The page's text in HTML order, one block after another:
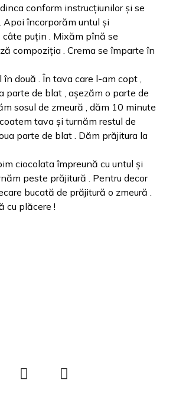
conform instrucțiunilor și se
Apoi încorporăm untul și
câte puțin . Mixăm pînă se
compoziția . Crema se împarte în
două . În tava care l-am copt ,
parte de blat , așezăm o parte de
sosul de zmeură , dăm 10 minute
tava și turnăm restul de
parte de blat . Dăm prăjitura la
ciocolata împreună cu untul și
peste prăjitură . Pentru decor
bucată de prăjitură o zmeură .
cu plăcere !